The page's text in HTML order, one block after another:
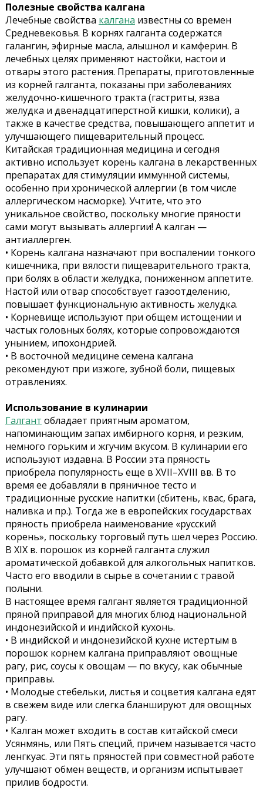
Полезные свойства калгана
Лечебные свойства калгана известны со времен
Средневековья. В корнях галганта содержатся
галангин, эфирные масла, алышнол и камферин. В
лечебных целях применяют настойки, настои и
отвары этого растения. Препараты, приготовленные
из корней галганта, показаны при заболеваниях
желудочно-кишечного тракта (гастриты, язва
желудка и двенадцатиперстной кишки, колики), а
также в качестве средства, повышающего аппетит и
улучшающего пищеварительный процесс.
Китайская традиционная медицина и сегодня
активно использует корень калгана в лекарственных
препаратах для стимуляции иммунной системы,
особенно при хронической аллергии (в том числе
аллергическом насморке). Учтите, что это
уникальное свойство, поскольку многие пряности
сами могут вызывать аллергии! А калган —
антиаллерген.
• Корень калгана назначают при воспалении тонкого
кишечника, при вялости пищеварительного тракта,
при болях в области желудка, пониженном аппетите.
Настой или отвар способствует газоотделению,
повышает функциональную активность желудка.
• Корневище используют при общем истощении и
частых головных болях, которые сопровождаются
унынием, ипохондрией.
• В восточной медицине семена калгана
рекомендуют при изжоге, зубной боли, пищевых
отравлениях.
Использование в кулинарии
Галгант обладает приятным ароматом,
напоминающим запах имбирного корня, и резким,
немного горьким и жгучим вкусом. В кулинарии его
используют издавна. В России эта пряность
приобрела популярность еще в XVII–XVIII вв. В то
время ее добавляли в пряничное тесто и
традиционные русские напитки (сбитень, квас, брага,
наливка и пр.). Тогда же в европейских государствах
пряность приобрела наименование «русский
корень», поскольку торговый путь шел через Россию.
В XIX в. порошок из корней галганта служил
ароматической добавкой для алкогольных напитков.
Часто его вводили в сырье в сочетании с травой
полыни.
В настоящее время галгант является традиционной
пряной приправой для многих блюд национальной
индонезийской и индийской кухонь.
• В индийской и индонезийской кухне истертым в
порошок корнем калгана приправляют овощные
рагу, рис, соусы к овощам — по вкусу, как обычные
приправы.
• Молодые стебельки, листья и соцветия калгана едят
в свежем виде или слегка бланшируют для овощных
рагу.
• Калган может входить в состав китайской смеси
Усянмянь, или Пять специй, причем называется часто
ленгкуас. Эти пять пряностей при совместной работе
улучшают обмен веществ, и организм испытывает
прилив бодрости.